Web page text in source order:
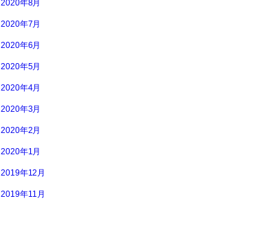
2020年8月
2020年7月
2020年6月
2020年5月
2020年4月
2020年3月
2020年2月
2020年1月
2019年12月
2019年11月